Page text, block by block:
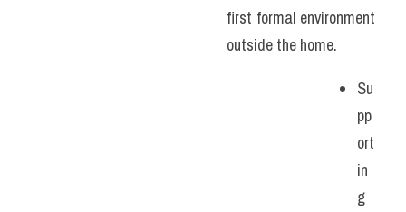
first formal environment
outside the home.
Su
pp
ort
in
g